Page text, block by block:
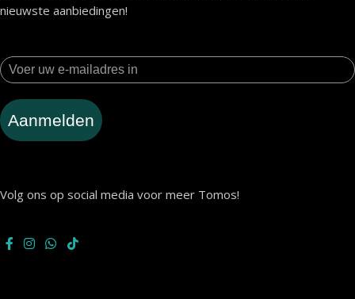
nieuwste aanbiedingen!
Aanmelden
Volg ons op social media voor meer Tomos!